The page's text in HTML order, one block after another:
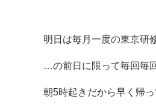
明日は毎月一度の東京研
…の前日に限って毎回毎
朝5時起きだから早く帰っ